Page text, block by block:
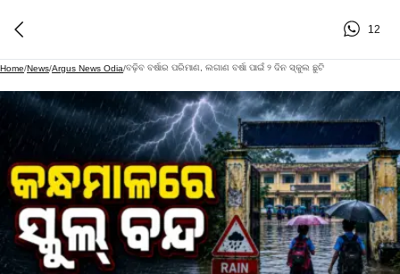
12
Home/News/Argus News Odia/ବଢ଼ିବ ବର୍ଷାର ପରିମାଣ, ଲଗାଣ ବର୍ଷା ପାଇଁ ୨ ଦିନ ସ୍କୁଲ ଛୁଟି